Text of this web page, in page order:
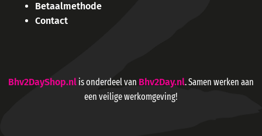
Betaalmethode
Contact
Bhv2DayShop.nl is onderdeel van Bhv2Day.nl. Samen werken aan
een veilige werkomgeving!